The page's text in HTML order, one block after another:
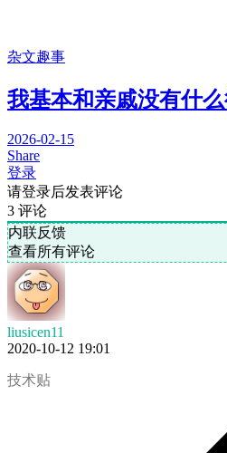
杂文趣事
我基本和亲戚没有什
2026-02-15
Share
登录
请登录后发表评论
3 评论
内联反馈
查看所有评论
liusicen11
2020-10-12 19:01
技术贴